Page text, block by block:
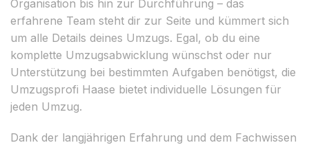
Organisation bis hin zur Durchführung – das
erfahrene Team steht dir zur Seite und kümmert sich
um alle Details deines Umzugs. Egal, ob du eine
komplette Umzugsabwicklung wünschst oder nur
Unterstützung bei bestimmten Aufgaben benötigst, die
Umzugsprofi Haase bietet individuelle Lösungen für
jeden Umzug.
Dank der langjährigen Erfahrung und dem Fachwissen